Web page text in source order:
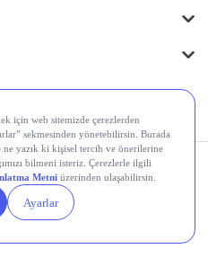
Yasal
Duyurular
Çerez